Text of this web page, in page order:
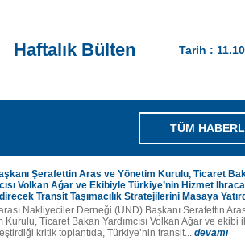
Haftalık Bülten Tarih :
TÜM
Şerafettin Aras ve Yönetim Kurulu, Ticaret
Volkan Ağar ve Ekibiyle Türkiye’nin Hizmet
Transit Taşımacılık Stratejilerini Masaya
Nakliyeciler Derneği (UND) Başkanı Serafettin
Kurulu, Ticaret Bakan Yardımcısı Volkan Ağar ve ekibi
kritik toplantıda, Türkiye’nin transit... devamı